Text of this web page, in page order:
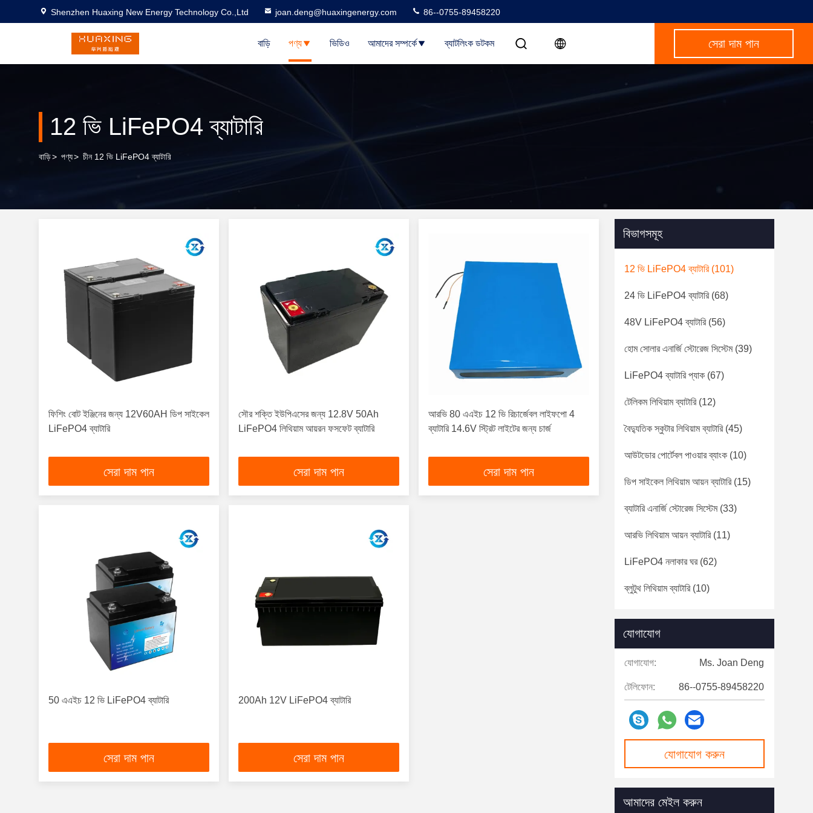
Shenzhen Huaxing New Energy Technology Co.,Ltd joan.deng@huaxingenergy.com 86--0755-89458220
বাড়ি পণ্য ভিডিও আমাদের সম্পর্কে ব্যাটলিংক ডটকম সেরা দাম পান
12 ভি LiFePO4 ব্যাটারি
বাড়ি> পণ্য> চীন 12 ভি LiFePO4 ব্যাটারি
ফিশিং বোট ইঞ্জিনের জন্য 12V60AH ডিপ সাইকেল
LiFePO4 ব্যাটারি
সেরা দাম পান
সৌর শক্তি ইউপিএসের জন্য 12.8V 50Ah
LiFePO4 লিথিয়াম আয়রন ফসফেট ব্যাটারি
সেরা দাম পান
আরভি 80 এএইচ 12 ভি রিচার্জেবল লাইফপো 4
ব্যাটারি 14.6V স্ট্রিট লাইটের জন্য চার্জ
সেরা দাম পান
50 এএইচ 12 ভি LiFePO4 ব্যাটারি
সেরা দাম পান
200Ah 12V LiFePO4 ব্যাটারি
সেরা দাম পান
বিভাগসমূহ
12 ভি LiFePO4 ব্যাটারি(101)
24 ভি LiFePO4 ব্যাটারি(68)
48V LiFePO4 ব্যাটারি(56)
হোম সোলার এনার্জি স্টোরেজ সিস্টেম(39)
LiFePO4 ব্যাটারি প্যাক (67)
টেলিকম লিথিয়াম ব্যাটারি(12)
বৈদ্যুতিক স্কুটার লিথিয়াম ব্যাটারি(45)
আউটডোর পোর্টেবল পাওয়ার ব্যাংক (10)
ডিপ সাইকেল লিথিয়াম আয়ন ব্যাটারি(15)
ব্যাটারি এনার্জি স্টোরেজ সিস্টেম(33)
আরভি লিথিয়াম আয়ন ব্যাটারি(11)
LiFePO4 নলাকার ঘর(62)
ব্লুটুথ লিথিয়াম ব্যাটারি(10)
যোগাযোগ
যোগাযোগ: Ms. Joan Deng
টেলিফোন: 86--0755-89458220
যোগাযোগ করুন
আমাদের মেইল ​​করুন